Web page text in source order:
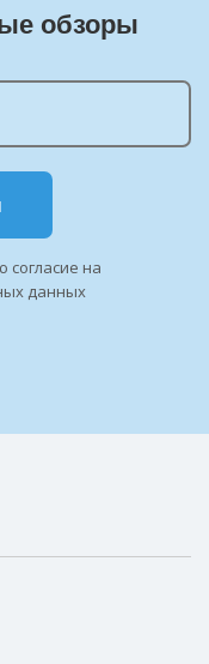
обзоры
согласие на
данных